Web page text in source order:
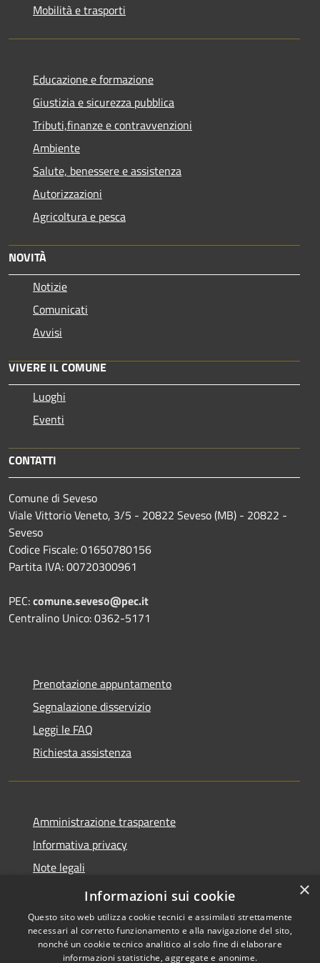
Mobilità e trasporti
Educazione e formazione
Giustizia e sicurezza pubblica
Tributi,finanze e contravvenzioni
Ambiente
Salute, benessere e assistenza
Autorizzazioni
Agricoltura e pesca
NOVITÀ
Notizie
Comunicati
Avvisi
VIVERE IL COMUNE
Luoghi
Eventi
CONTATTI
Comune di Seveso
Viale Vittorio Veneto, 3/5 - 20822 Seveso (MB) - 20822 -
Seveso
Codice Fiscale: 01650780156
Partita IVA: 00720300961
PEC:comune.seveso@pec.it
Centralino Unico: 0362-5171
Prenotazione appuntamento
Segnalazione disservizio
Leggi le FAQ
Richiesta assistenza
Amministrazione trasparente
Informativa privacy
Note legali
Dichiarazione di accessibilità
×
Informazioni sui cookie
Questo sito web utilizza cookie tecnici e assimilati strettamente
necessari al corretto funzionamento e alla navigazione del sito,
nonché un cookie tecnico analitico al solo fine di elaborare
informazioni statistiche, aggregate e anonime.